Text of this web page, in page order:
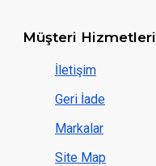
Müşteri Hizmetleri
İletişim
Geri İade
Markalar
Site Map